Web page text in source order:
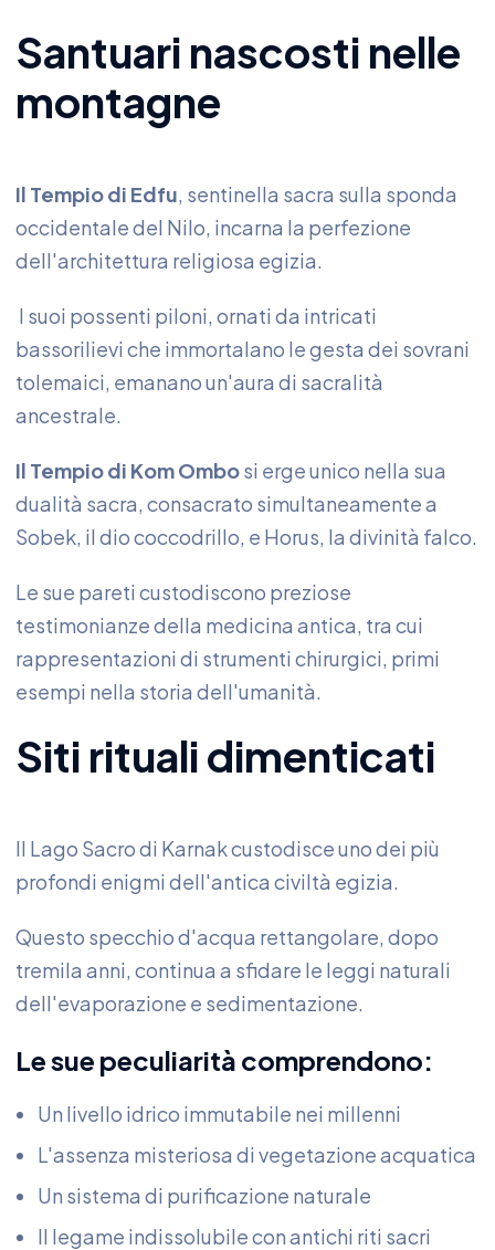
Santuari nascosti nelle
montagne
Il Tempio di Edfu , sentinella sacra sulla sponda
occidentale del Nilo, incarna la perfezione
dell'architettura religiosa egizia.
I suoi possenti piloni, ornati da intricati
bassorilievi che immortalano le gesta dei sovrani
tolemaici, emanano un'aura di sacralità
ancestrale.
Il Tempio di Kom Ombosi erge unico nella sua
dualità sacra, consacrato simultaneamente a
Sobek, il dio coccodrillo, e Horus, la divinità falco.
Le sue pareti custodiscono preziose
testimonianze della medicina antica, tra cui
rappresentazioni di strumenti chirurgici, primi
esempi nella storia dell'umanità.
Siti rituali dimenticati
Il Lago Sacro di Karnak custodisce uno dei più
profondi enigmi dell'antica civiltà egizia.
Questo specchio d'acqua rettangolare, dopo
tremila anni, continua a sfidare le leggi naturali
dell'evaporazione e sedimentazione.
Le sue peculiarità comprendono:
Un livello idrico immutabile nei millenni
L'assenza misteriosa di vegetazione acquatica
Un sistema di purificazione naturale
Il legame indissolubile con antichi riti sacri